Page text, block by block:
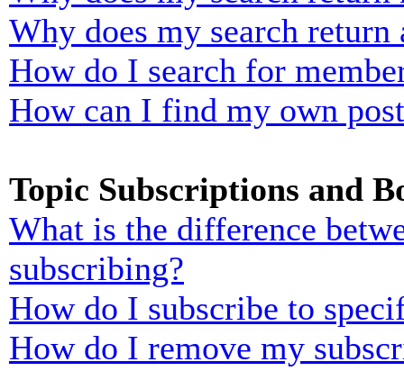
Why does my search return
How do I search for
How can I find my own
Topic Subscriptions and
What is the difference
subscribing?
How do I subscribe to
How do I remove my